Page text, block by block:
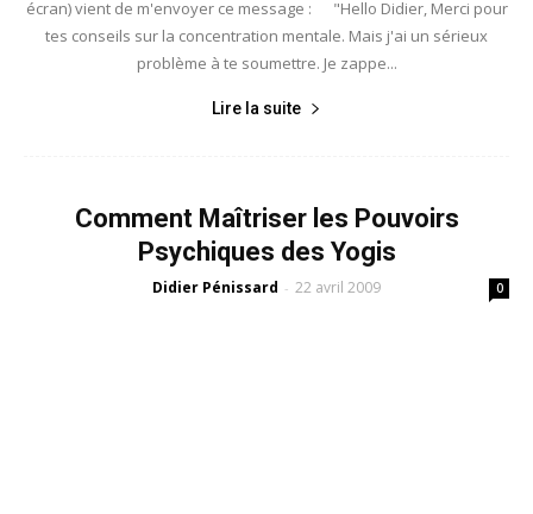
écran) vient de m'envoyer ce message : "Hello Didier, Merci pour
tes conseils sur la concentration mentale. Mais j'ai un sérieux
problème à te soumettre. Je zappe...
Lire la suite
Comment Maîtriser les Pouvoirs
Psychiques des Yogis
Didier Pénissard - 22 avril 2009 0